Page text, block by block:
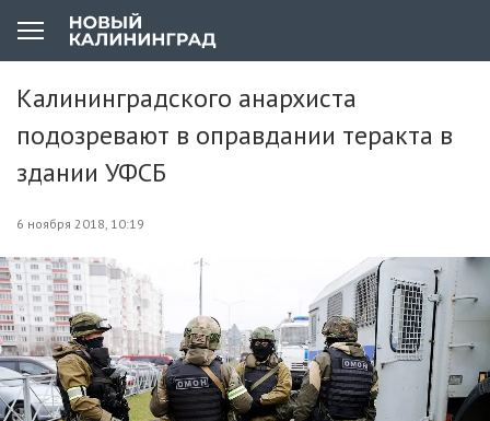
Калининградского анархиста
подозревают в оправдании теракта в
здании УФСБ
6 ноября 2018, 10:19